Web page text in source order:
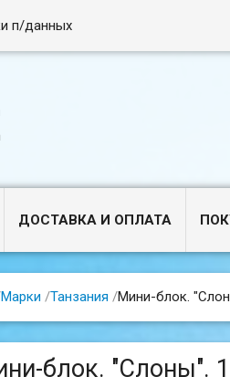
п/данных
ДОСТАВКА И ОПЛАТА
Марки /Танзания /Мини-блок.
блок. "Слоны".